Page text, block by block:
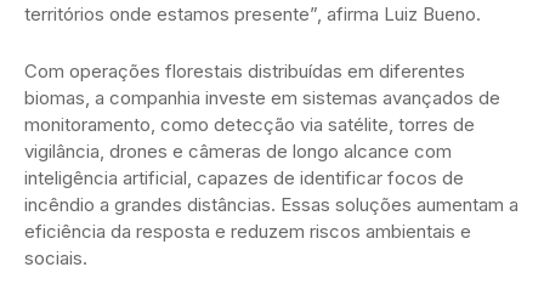
territórios onde estamos presente”, afirma Luiz Bueno.
Com operações florestais distribuídas em diferentes
biomas, a companhia investe em sistemas avançados de
monitoramento, como detecção via satélite, torres de
vigilância, drones e câmeras de longo alcance com
inteligência artificial, capazes de identificar focos de
incêndio a grandes distâncias. Essas soluções aumentam a
eficiência da resposta e reduzem riscos ambientais e
sociais.